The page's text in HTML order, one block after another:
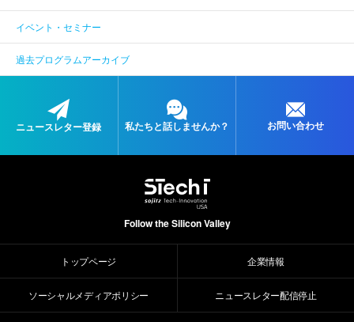
イベント・セミナー
過去プログラムアーカイブ
ニュースレター登録 私たちと話しませんか？ お問い合わせ
Follow the Silicon Valley
トップページ 企業情報
ソーシャルメディアポリシー ニュースレター配信停止